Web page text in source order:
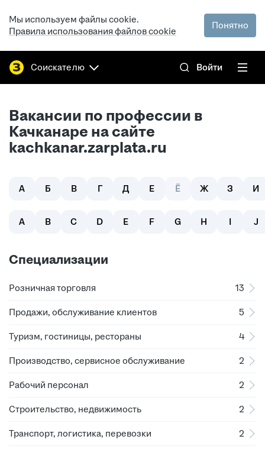
Мы используем файлы cookie.
Правила использования файлов cookie
Понятно
Соискателю Войти
Вакансии по профессии в
Качканаре на сайте
kachkanar.zarplata.ru
А Б В Г Д Е Ё Ж З И
A B C D E F G H I J
Специализации
Розничная торговля 13
Продажи, обслуживание клиентов 5
Туризм, гостиницы, рестораны 4
Производство, сервисное обслуживание 2
Рабочий персонал 2
Строительство, недвижимость 2
Транспорт, логистика, перевозки 2